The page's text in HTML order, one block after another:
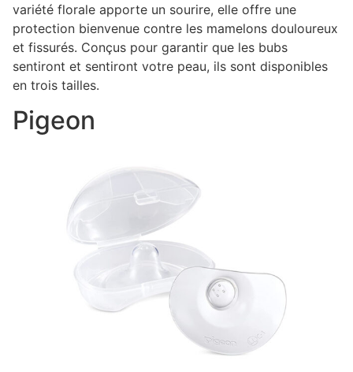
variété florale apporte un sourire, elle offre une
protection bienvenue contre les mamelons douloureux
et fissurés. Conçus pour garantir que les bubs
sentiront et sentiront votre peau, ils sont disponibles
en trois tailles.
Pigeon